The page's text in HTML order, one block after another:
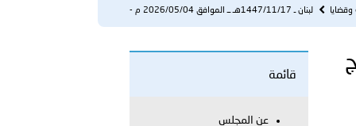
والكلية الدولية الجامعية للعلوم والصحة توقعان اتفاقية
لبنان ـ 1447/11/17هـ ــ الموافق 2026/05/04 م -
قائمة
عن المجلس